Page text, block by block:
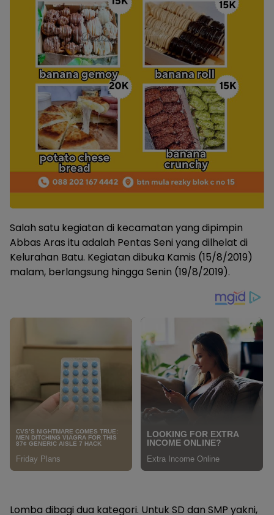
Salah satu kegiatan di kecamatan yang dipimpin
Abbas Aras itu adalah Pentas Seni yang dilhelat di
Kelurahan Batu. Kegiatan dibuka Kamis (15/8/2019)
malam, berlangsung hingga Senin (19/8/2019).
Lomba dibagi dua kategori. Untuk SD dan SMP yakni,